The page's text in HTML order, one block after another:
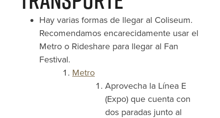
Hay varias formas de llegar al Coliseum.
Recomendamos encarecidamente usar el
Metro o Rideshare para llegar al Fan
Festival.
Metro
Aprovecha la Línea E
(Expo) que cuenta con
dos paradas junto al